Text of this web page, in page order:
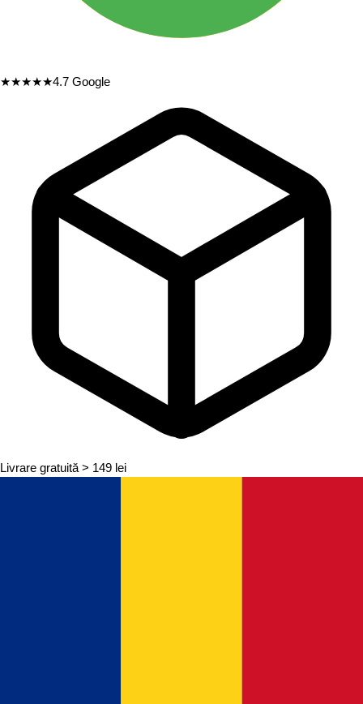
★★★★★4.7 Google
Livrare gratuită > 149 lei